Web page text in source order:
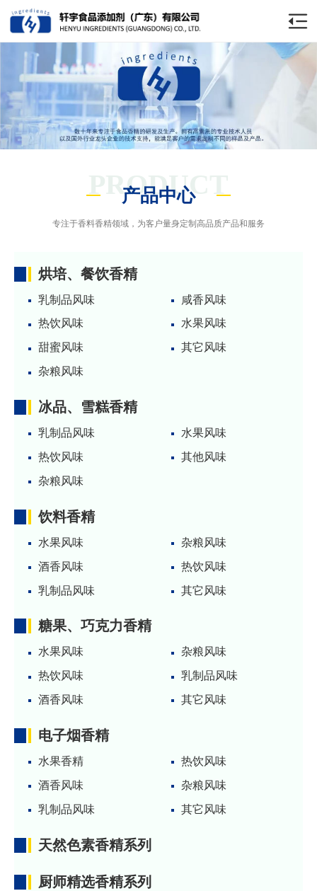
PRODUCT
产品中心
专注于香料香精领域，为客户量身定制高品质产品和服务
烘培、餐饮香精
乳制品风味
咸香风味
热饮风味
水果风味
甜蜜风味
其它风味
杂粮风味
冰品、雪糕香精
乳制品风味
水果风味
热饮风味
其他风味
杂粮风味
饮料香精
水果风味
杂粮风味
酒香风味
热饮风味
乳制品风味
其它风味
糖果、巧克力香精
水果风味
杂粮风味
热饮风味
乳制品风味
酒香风味
其它风味
电子烟香精
水果香精
热饮风味
酒香风味
杂粮风味
乳制品风味
其它风味
天然色素香精系列
厨师精选香精系列